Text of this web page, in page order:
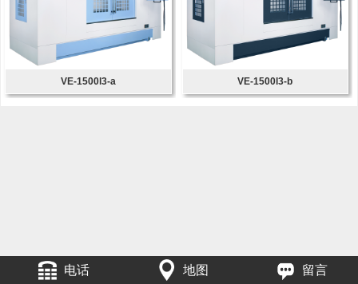
VE-1500l3-a VE-1500l3-b
电话 地图 留言